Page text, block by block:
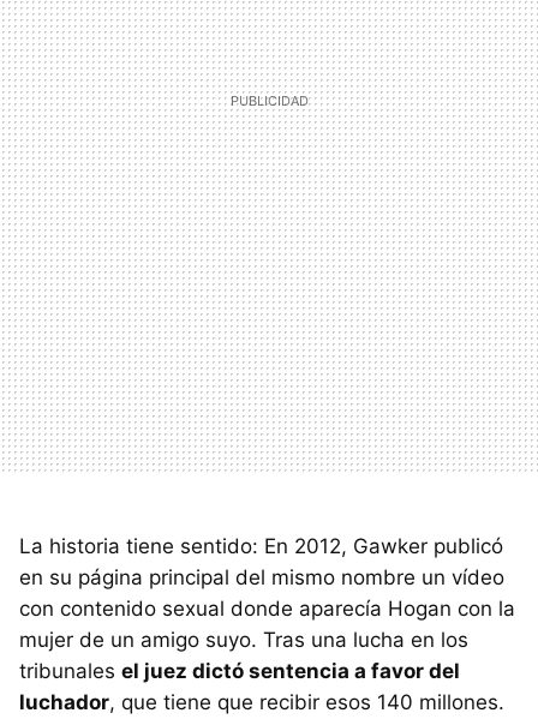
La historia tiene sentido: En 2012, Gawker publicó
en su página principal del mismo nombre un vídeo
con contenido sexual donde aparecía Hogan con la
mujer de un amigo suyo. Tras una lucha en los
tribunales el juez dictó sentencia a favor del
luchador, que tiene que recibir esos 140 millones.